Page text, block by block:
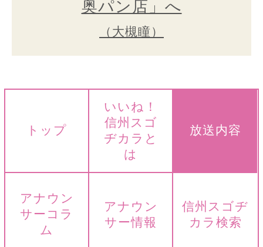
奥パン店」へ
（大槻瞳）
トップ
いいね！
信州スゴ
ヂカラと
は
放送内容
アナウン
サーコラ
ム
アナウン
サー情報
信州スゴヂ
カラ検索